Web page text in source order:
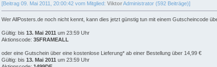
[Beitrag 09. Mai 2011, 20:00:42 vom Mitglied: ViktorAdministrator (592 Beiträge)]
Wer AllPosters.de noch nicht kennt, kann dies jetzt günstig tun mit einem Gutscheincode
Gültig: bis 13. Mai 2011 um 23:59 Uhr
Aktionscode: 35FRAMEALL
oder eine Gutschein über eine kostenlose Lieferung* ab einer Bestellung über 14,99 €
Gültig: bis 13. Mai 2011 um 23:59 Uhr